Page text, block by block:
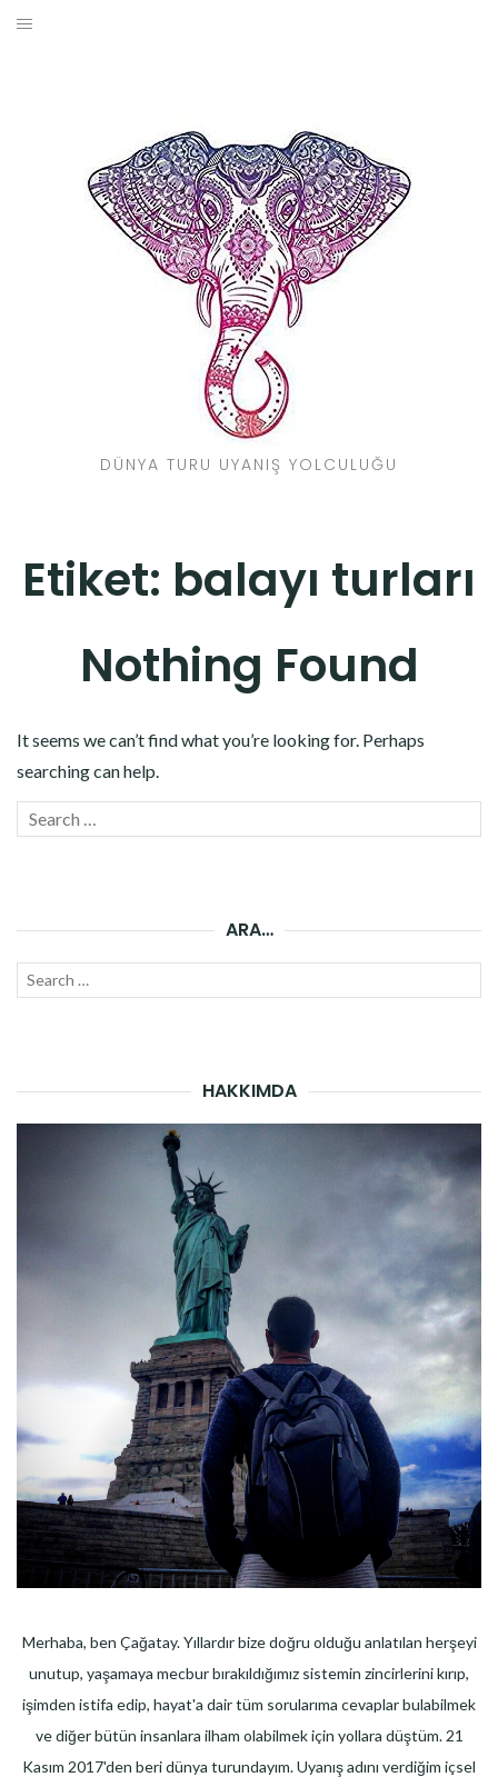
Skip
DÜNYA TURU UYANIŞ YOLCULUĞU
Etiket: balayı turları
Nothing Found
It seems we can’t find what you’re looking for. Perhaps
searching can help.
Search
ARA…
Search
HAKKIMDA
Merhaba, ben Çağatay. Yıllardır bize doğru olduğu anlatılan herşeyi
unutup, yaşamaya mecbur bırakıldığımız sistemin zincirlerini kırıp,
işimden istifa edip, hayat'a dair tüm sorularıma cevaplar bulabilmek
ve diğer bütün insanlara ilham olabilmek için yollara düştüm. 21
Kasım 2017'den beri dünya turundayım. Uyanış adını verdiğim içsel
SEYAHAT REHBERI